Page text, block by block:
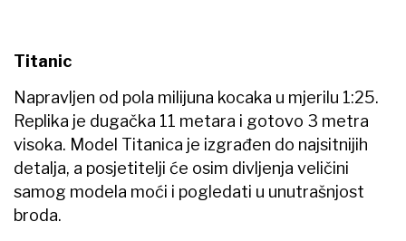
Titanic
Napravljen od pola milijuna kocaka u mjerilu 1:25.
Replika je dugačka 11 metara i gotovo 3 metra
visoka. Model Titanica je izgrađen do najsitnijih
detalja, a posjetitelji će osim divljenja veličini
samog modela moći i pogledati u unutrašnjost
broda.